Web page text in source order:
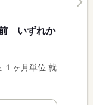
前 いずれか